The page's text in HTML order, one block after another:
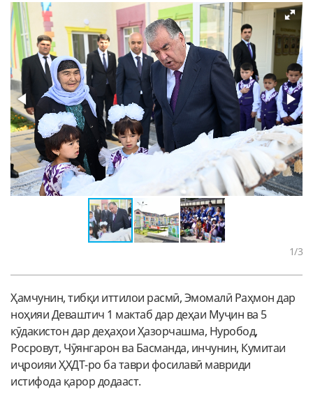
1/3
Ҳамчунин, тибқи иттилои расмӣ, Эмомалӣ Раҳмон дар
ноҳияи Деваштич 1 мактаб дар деҳаи Муҷин ва 5
кӯдакистон дар деҳаҳои Ҳазорчашма, Нуробод,
Росровут, Чӯянгарон ва Басманда, инчунин, Кумитаи
иҷроияи ҲХДТ-ро ба таври фосилавӣ мавриди
истифода қарор додааст.